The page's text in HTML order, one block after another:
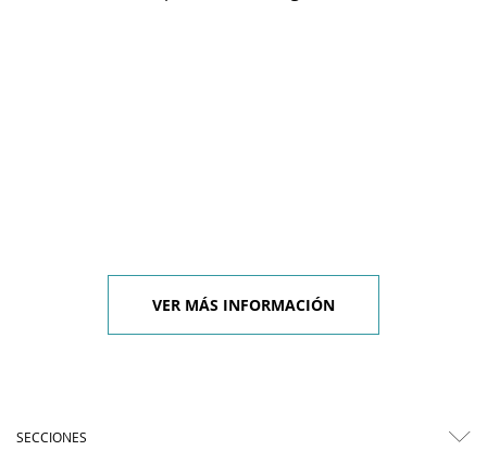
VER MÁS INFORMACIÓN
SECCIONES